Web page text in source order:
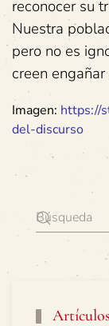
reconocer su
Nuestra
pero no es
creen
Imagen:https://
del-discurso